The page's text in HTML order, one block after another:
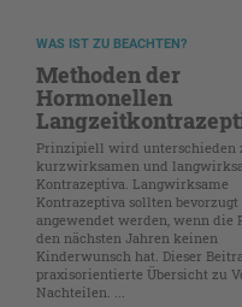
WAS IST ZU BEACHTEN?
Methoden der
Hormonellen
Prinzipiell wird unterschieden
kurzwirksamen und
Kontrazeptiva. Langwirksame
Kontrazeptiva sollten bevorzugt
angewendet werden, wenn die
den nächsten Jahren keinen
Kinderwunsch hat. Dieser
praxisorientierte Übersicht zu
Nachteilen. ...